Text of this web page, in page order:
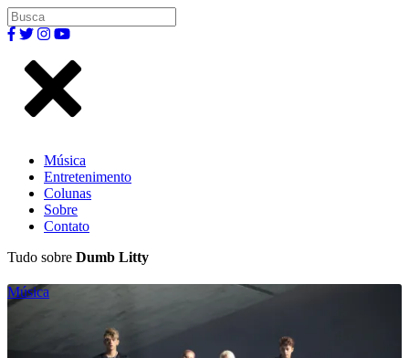
Música
Entretenimento
Colunas
Sobre
Contato
Tudo sobre Dumb Litty
Música